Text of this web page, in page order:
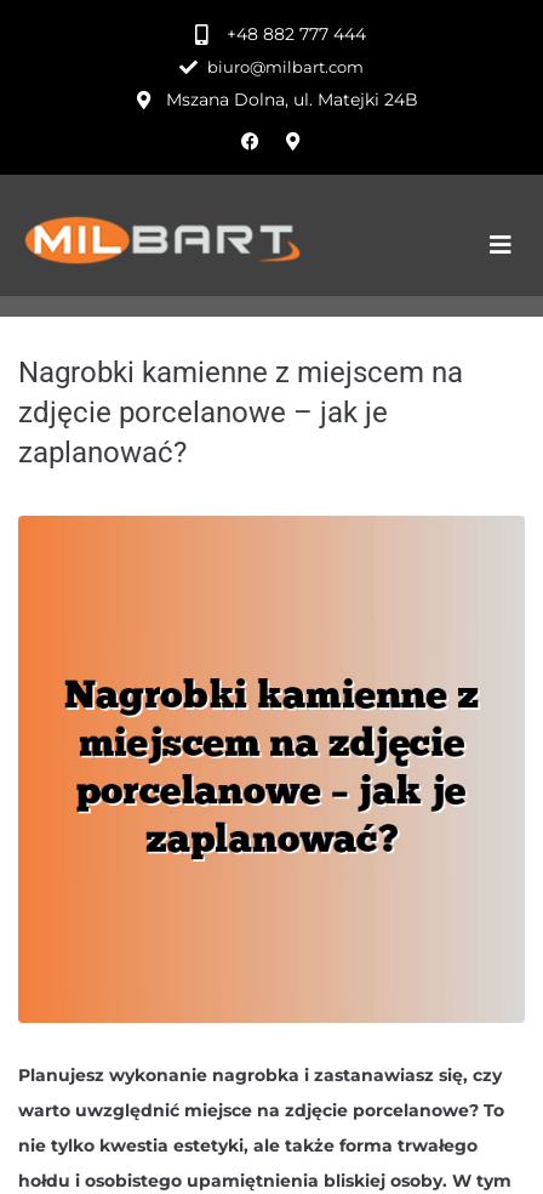
+48 882 777 444
biuro@milbart.com
Mszana Dolna, ul. Matejki 24B
Nagrobki kamienne z miejscem na
zdjęcie porcelanowe – jak je
zaplanować?
Planujesz wykonanie nagrobka i zastanawiasz się, czy
warto uwzględnić miejsce na zdjęcie porcelanowe? To
nie tylko kwestia estetyki, ale także forma trwałego
hołdu i osobistego upamiętnienia bliskiej osoby. W tym